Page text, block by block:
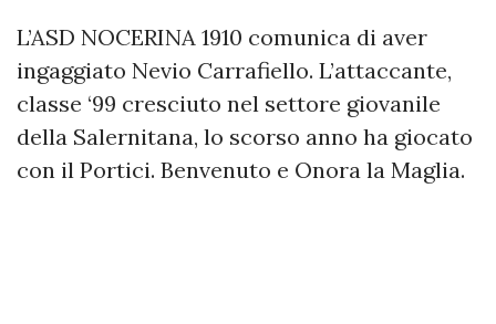
L’ASD NOCERINA 1910 comunica di aver
ingaggiato Nevio Carrafiello. L’attaccante,
classe ‘99 cresciuto nel settore giovanile
della Salernitana, lo scorso anno ha giocato
con il Portici. Benvenuto e Onora la Maglia.